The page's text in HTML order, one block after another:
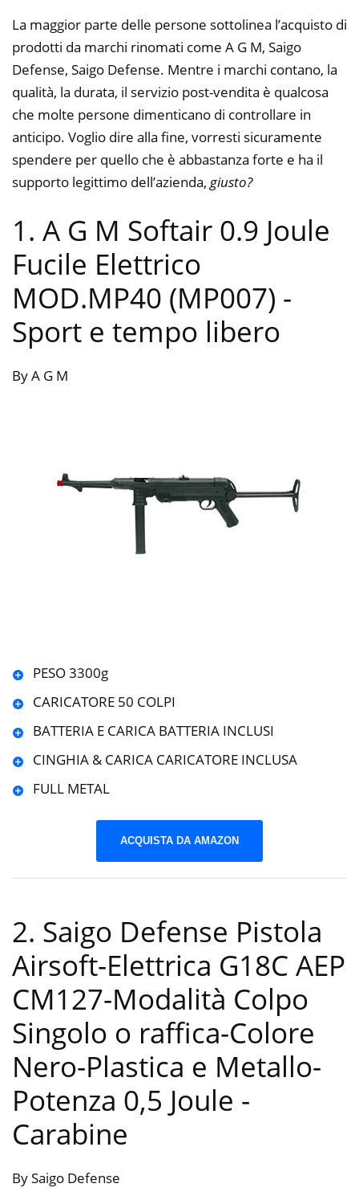
La maggior parte delle persone sottolinea l’acquisto di
prodotti da marchi rinomati come A G M, Saigo
Defense, Saigo Defense. Mentre i marchi contano, la
qualità, la durata, il servizio post-vendita è qualcosa
che molte persone dimenticano di controllare in
anticipo. Voglio dire alla fine, vorresti sicuramente
spendere per quello che è abbastanza forte e ha il
supporto legittimo dell’azienda, giusto?
1. A G M Softair 0.9 Joule
Fucile Elettrico
MOD.MP40 (MP007) -
Sport e tempo libero
By A G M
PESO 3300g
CARICATORE 50 COLPI
BATTERIA E CARICA BATTERIA INCLUSI
CINGHIA & CARICA CARICATORE INCLUSA
FULL METAL
ACQUISTA DA AMAZON
2. Saigo Defense Pistola
Airsoft-Elettrica G18C AEP
CM127-Modalità Colpo
Singolo o raffica-Colore
Nero-Plastica e Metallo-
Potenza 0,5 Joule -
Carabine
By Saigo Defense